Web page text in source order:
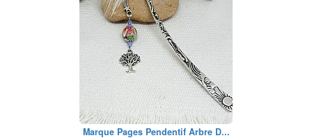
Marque Pages Pendentif Arbre D...